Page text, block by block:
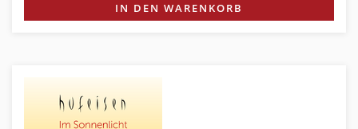
IN DEN WARENKORB